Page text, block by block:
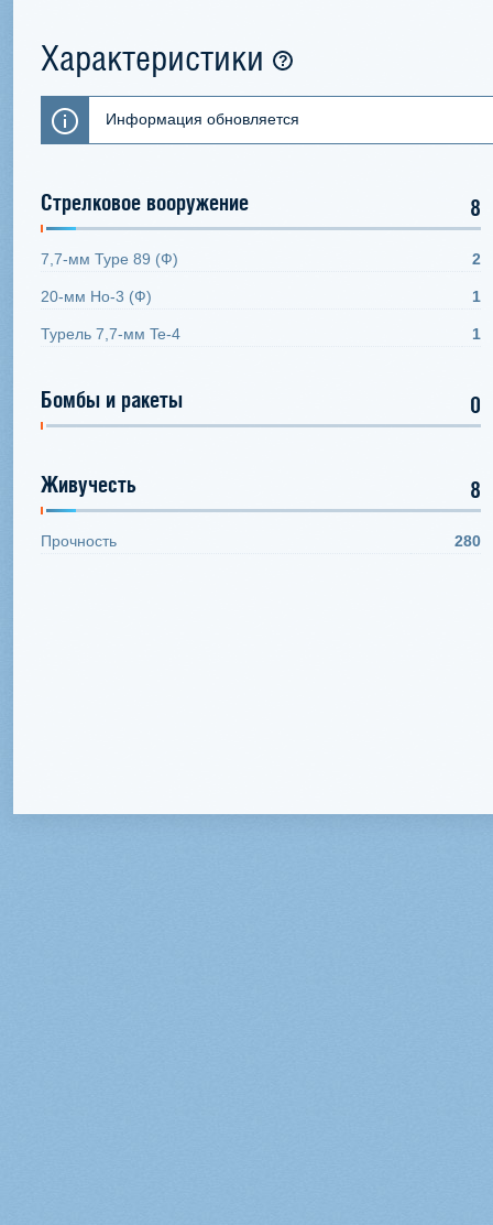
Характеристики
Информация обновляется
Стрелковое вооружение 8
7,7-мм Type 89 (Ф) 2
20-мм Ho-3 (Ф) 1
Турель 7,7-мм Te-4 1
Бомбы и ракеты 0
Живучесть 8
Прочность 280